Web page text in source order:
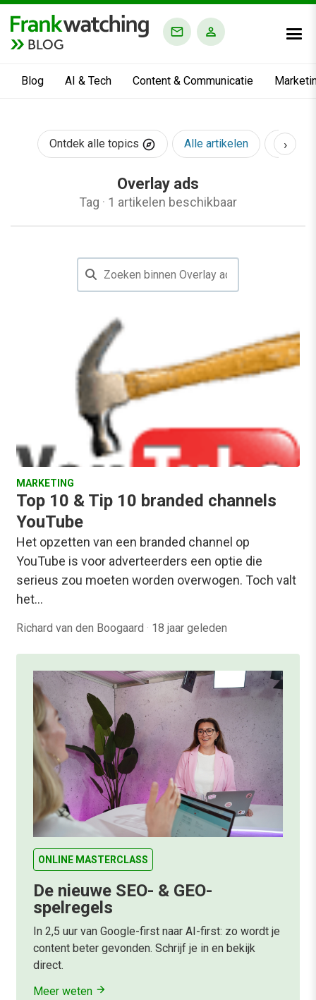
BLOG
Blog AI & Tech Content & Communicatie
Ontdek alle topics Alle artikelen AI &
›
Overlay ads
Tag · 1 artikelen beschikbaar
MARKETING
Top 10 & Tip 10 branded channels
YouTube
Het opzetten van een branded channel op
YouTube is voor adverteerders een optie die
serieus zou moeten worden overwogen. Toch valt
het…
Richard van den Boogaard · 18 jaar geleden
ONLINE MASTERCLASS
De nieuwe SEO- & GEO-
spelregels
In 2,5 uur van Google-first naar AI-first: zo wordt je
content beter gevonden. Schrijf je in en bekijk
direct.
Meer weten